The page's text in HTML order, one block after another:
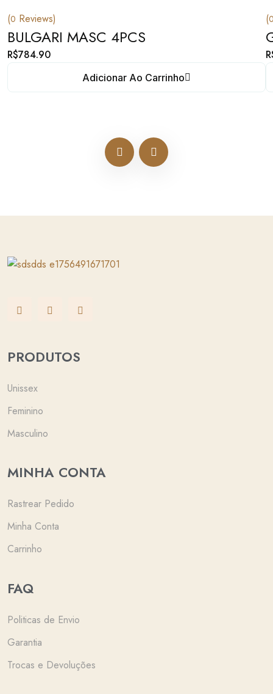
(0 Reviews)
BULGARI MASC 4PCS
R$784.90
Adicionar Ao Carrinho
(
PRODUTOS
Unissex
Feminino
Masculino
MINHA CONTA
Rastrear Pedido
Minha Conta
Carrinho
FAQ
Politicas de Envio
Garantia
Trocas e Devoluções